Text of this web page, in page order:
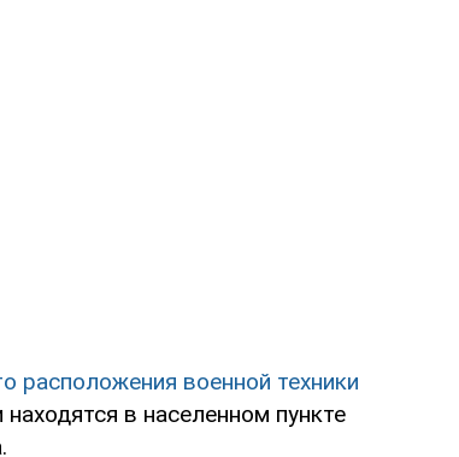
расположения военной техники
находятся в населенном пункте